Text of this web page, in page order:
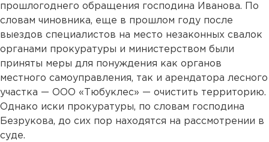
прошлогоднего обращения господина Иванова. По
словам чиновника, еще в прошлом году после
выездов специалистов на место незаконных свалок
органами прокуратуры и министерством были
приняты меры для понуждения как органов
местного самоуправления, так и арендатора лесного
участка — ООО «Тюбуклес» — очистить территорию.
Однако иски прокуратуры, по словам господина
Безрукова, до сих пор находятся на рассмотрении в
суде.